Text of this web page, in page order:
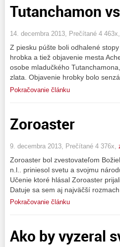
Tutanchamon
14. decembra 2013, Prečítané 4 463x,
Z piesku púšte boli odhalené
hrobka a tiež objavenie mesta
osobe mladučkého
zlata. Objavenie hrobky bolo
Pokračovanie článku
Zoroaster
9. decembra 2013, Prečítané 4 376x,
Zoroaster bol zvestovateľom
n.l.. priniesol svetu a svojmu
Učenie ktoré hlásal Zoroaster
Datuje sa sem aj najväčší
Pokračovanie článku
Ako by vyzeral